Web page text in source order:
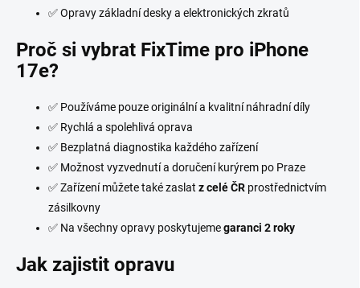
✅ Opravy základní desky a elektronických zkratů
Proč si vybrat FixTime pro iPhone
17e?
✅ Používáme pouze originální a kvalitní náhradní díly
✅ Rychlá a spolehlivá oprava
✅ Bezplatná diagnostika každého zařízení
✅ Možnost vyzvednutí a doručení kurýrem po Praze
✅ Zařízení můžete také zaslat z celé ČR prostřednictvím
zásilkovny
✅ Na všechny opravy poskytujemegaranci 2 roky
Jak zajistit opravu